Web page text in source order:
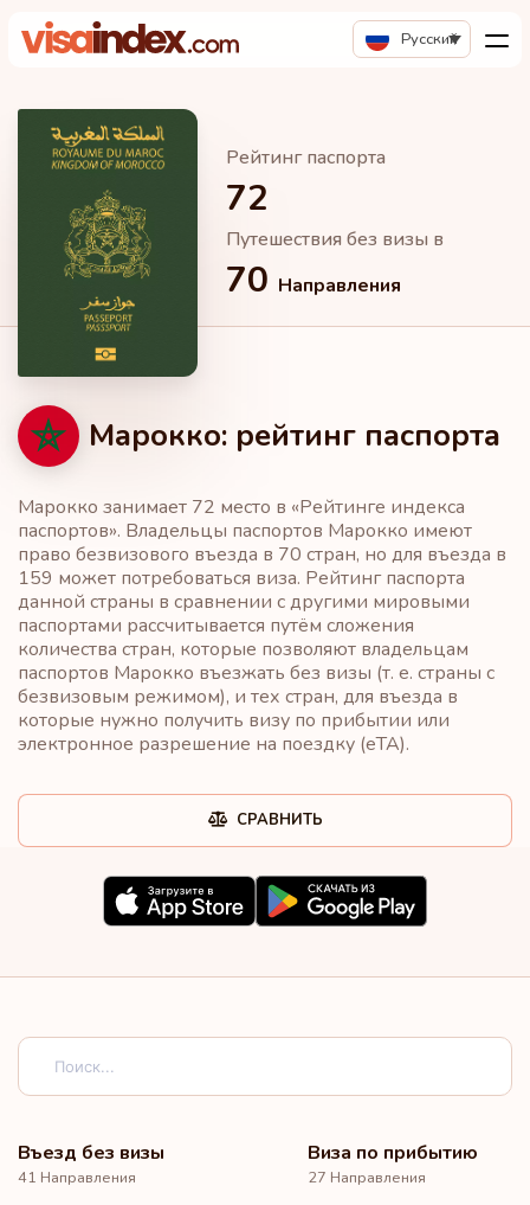
Русский
Рейтинг паспорта
72
Путешествия без визы в
70 Направления
Марокко: рейтинг паспорта
Марокко занимает 72 место в «Рейтинге индекса
паспортов». Владельцы паспортов Марокко имеют
право безвизового въезда в 70 стран, но для въезда в
159 может потребоваться виза. Рейтинг паспорта
данной страны в сравнении с другими мировыми
паспортами рассчитывается путём сложения
количества стран, которые позволяют владельцам
паспортов Марокко въезжать без визы (т. е. страны с
безвизовым режимом), и тех стран, для въезда в
которые нужно получить визу по прибытии или
электронное разрешение на поездку (eTA).
СРАВНИТЬ
Въезд без визы
41 Направления
Виза по прибытию
27 Направления